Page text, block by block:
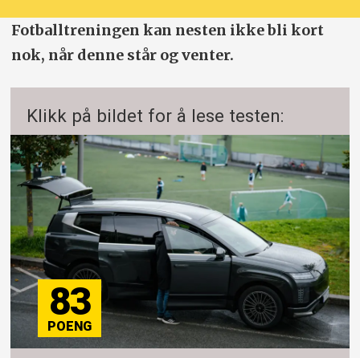
Fotballtreningen kan nesten ikke bli kort
nok, når denne står og venter.
Klikk på bildet for å lese testen:
83